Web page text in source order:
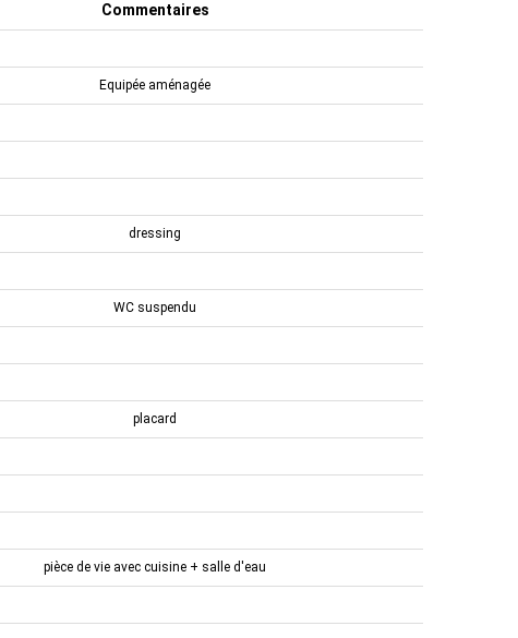
Commentaires
Equipée aménagée
dressing
WC suspendu
placard
pièce de vie avec cuisine + salle d'eau